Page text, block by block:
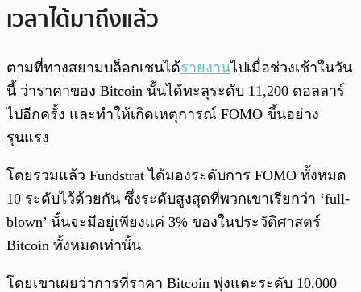
เวลาได้มาถึงแล้ว
ตามที่ทางสยามบล็อกเชนได้รายงานไปเมื่อช่วงเช้าในวัน
นี้ ว่าราคาของ Bitcoin นั้นได้ทะลุระดับ 11,200 ดอลลาร์
ไปอีกครั้ง และทำให้เกิดเหตุการณ์ FOMO ขึ้นอย่าง
รุนแรง
โดยรวมแล้ว Fundstrat ได้มองระดับการ FOMO ทั้งหมด
10 ระดับไว้ด้วยกัน ซึ่งระดับสูงสุดที่พวกเขาเรียกว่า ‘full-
blown’ นั้นจะมีอยู่เพียงแค่ 3% ของในประวัติศาสตร์
Bitcoin ทั้งหมดเท่านั้น
โดยเขาเผยว่าการที่ราคา Bitcoin พุ่งแตะระดับ 10,000